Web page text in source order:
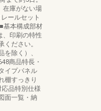
在庫がない場
ールセット
基本構成部材
、印刷の特性
ださい。
除く）、
商品特長・
イプパネル
棚すっきり
品特別仕様
面一覧・納